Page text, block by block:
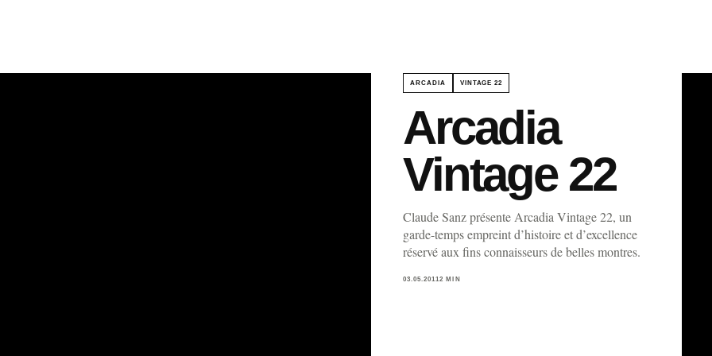
ARCADIA VINTAGE 22
Arcadia
Vintage 22
Claude Sanz présente Arcadia Vintage 22, un
garde-temps empreint d’histoire et d’excellence
réservé aux fins connaisseurs de belles montres.
03.05.20112 MIN